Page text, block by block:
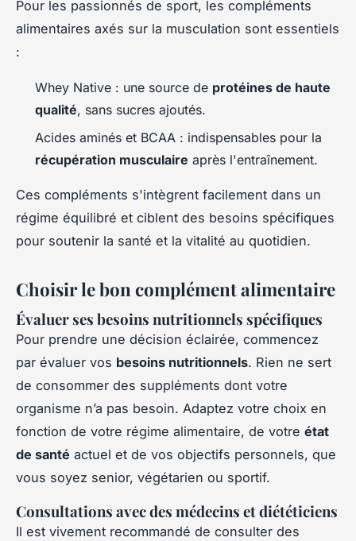
Pour les passionnés de sport, les compléments
alimentaires axés sur la musculation sont essentiels
:
Whey Native : une source de protéines de haute
qualité, sans sucres ajoutés.
Acides aminés et BCAA : indispensables pour la
récupération musculaire après l'entraînement.
Ces compléments s'intègrent facilement dans un
régime équilibré et ciblent des besoins spécifiques
pour soutenir la santé et la vitalité au quotidien.
Choisir le bon complément alimentaire
Évaluer ses besoins nutritionnels spécifiques
Pour prendre une décision éclairée, commencez
par évaluer vos besoins nutritionnels. Rien ne sert
de consommer des suppléments dont votre
organisme n’a pas besoin. Adaptez votre choix en
fonction de votre régime alimentaire, de votre état
de santé actuel et de vos objectifs personnels, que
vous soyez senior, végétarien ou sportif.
Consultations avec des médecins et diététiciens
Il est vivement recommandé de consulter des